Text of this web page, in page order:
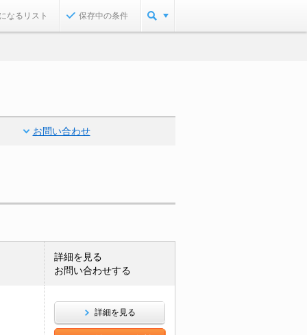
なるリスト 保存中の条件
お問い合わせ
詳細を見る
お問い合わせする
詳細を見る